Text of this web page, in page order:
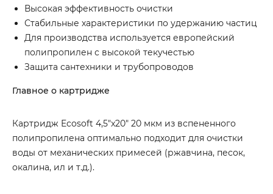
Высокая эффективность очистки
Стабильные характеристики по удержанию частиц
Для производства используется европейский
полипропилен с высокой текучестью
Защита сантехники и трубопроводов
Главное о картридже
Картридж Ecosoft 4,5″x20″ 20 мкм из вспененного
полипропилена оптимально подходит для очистки
воды от механических примесей (ржавчина, песок,
окалина, ил и т.д.).